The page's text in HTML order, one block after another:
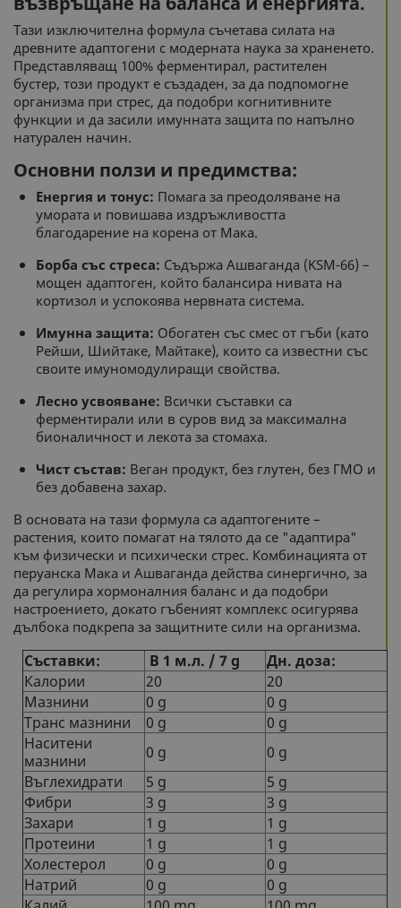
Тази изключителна формула съчетава силата на
древните адаптогени с модерната наука за храненето.
Представляващ 100% ферментирал, растителен
бустер, този продукт е създаден, за да подпомогне
организма при стрес, да подобри когнитивните
функции и да засили имунната защита по напълно
натурален начин.
Основни ползи и предимства:
Енергия и тонус: Помага за преодоляване на
умората и повишава издръжливостта
благодарение на корена от Мака.
Борба със стреса: Съдържа Ашваганда (KSM-66) –
мощен адаптоген, който балансира нивата на
кортизол и успокоява нервната система.
Имунна защита: Обогатен със смес от гъби (като
Рейши, Шийтаке, Майтаке), които са известни със
своите имуномодулиращи свойства.
Лесно усвояване: Всички съставки са
ферментирали или в суров вид за максимална
бионаличност и лекота за стомаха.
Чист състав: Веган продукт, без глутен, без ГМО и
без добавена захар.
В основата на тази формула са адаптогените –
растения, които помагат на тялото да се "адаптира"
към физически и психически стрес. Комбинацията от
перуанска Мака и Ашваганда действа синергично, за
да регулира хормоналния баланс и да подобри
настроението, докато гъбеният комплекс осигурява
дълбока подкрепа за защитните сили на организма.
Съставки: В 1 м.л. / 7 g
Дн. доза:
Калории
20
20
Мазнини
0 g
0 g
Транс мазнини
0 g
0 g
Наситени
мазнини
0 g
0 g
Въглехидрати
5 g
5 g
Фибри
3 g
3 g
Захари
1 g
1 g
Протеини
1 g
1 g
Холестерол
0 g
0 g
Натрий
0 g
0 g